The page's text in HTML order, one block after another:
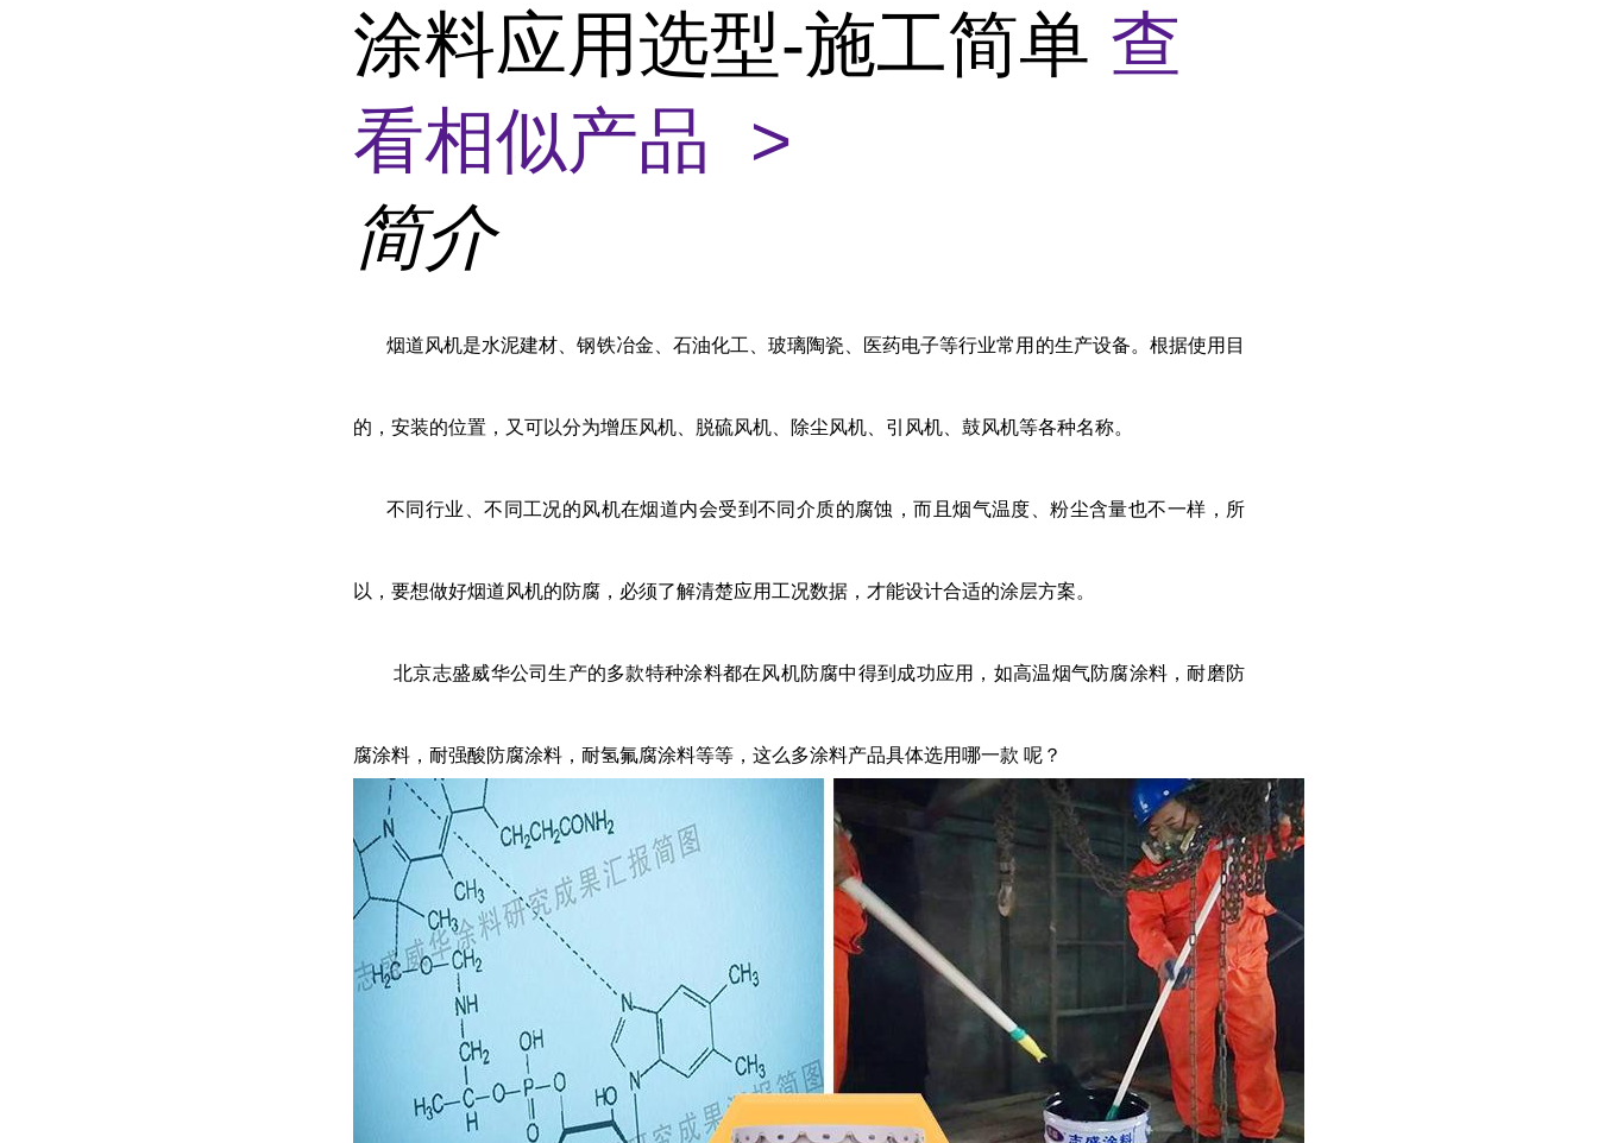
涂料应用选型-施工简单 查
看相似产品 >
简介
烟道风机是水泥建材、钢铁冶金、石油化工、玻璃陶瓷、医药电子等行业常用的生产设备。根据使用目
的，安装的位置，又可以分为增压风机、脱硫风机、除尘风机、引风机、鼓风机等各种名称。
不同行业、不同工况的风机在烟道内会受到不同介质的腐蚀，而且烟气温度、粉尘含量也不一样，所
以，要想做好烟道风机的防腐，必须了解清楚应用工况数据，才能设计合适的涂层方案。
北京志盛威华公司生产的多款特种涂料都在风机防腐中得到成功应用，如高温烟气防腐涂料，耐磨防
腐涂料，耐强酸防腐涂料，耐氢氟腐涂料等等，这么多涂料产品具体选用哪一款 呢？